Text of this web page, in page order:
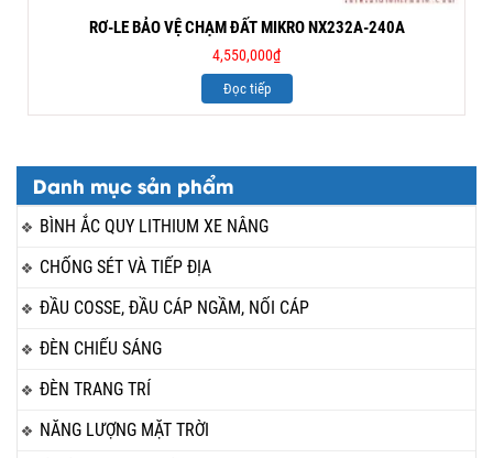
Danh mục sản phẩm
BÌNH ẮC QUY LITHIUM XE NÂNG
CHỐNG SÉT VÀ TIẾP ĐỊA
ĐẦU COSSE, ĐẦU CÁP NGẦM, NỐI CÁP
ĐÈN CHIẾU SÁNG
ĐÈN TRANG TRÍ
NĂNG LƯỢNG MẶT TRỜI
RƠ-LE BẢO VỆ CHẠM ĐẤT MIKRO NX232A-240A
4,550,000₫
Đọc tiếp